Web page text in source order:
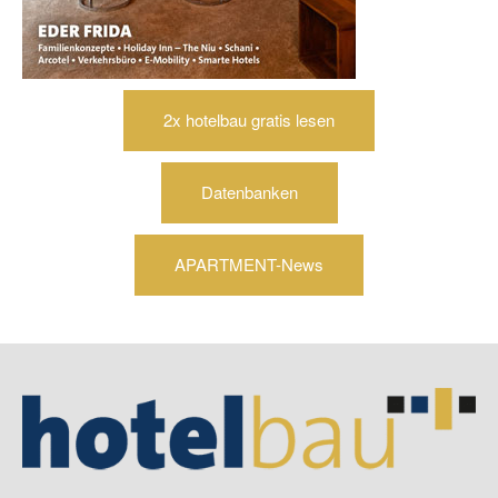
2x hotelbau gratis lesen
Datenbanken
APARTMENT-News